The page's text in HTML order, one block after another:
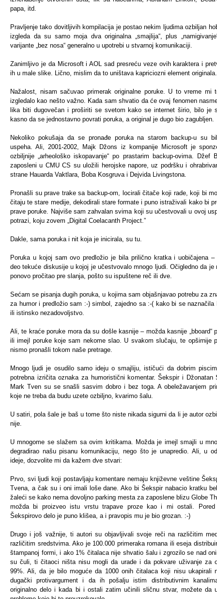
papa, itd.
Pravljenje tako dovitljivih kompilacija je postao nekim ljudima ozbiljan
izgleda da su samo moja dva originalna „smajlija“, plus
varijante „bez nosa“ generalno u upotrebi u stvarnoj komunikaciji.
Zanimljivo je da Microsoft i AOL sad presreću veze ovih karaktera i
ih u male slike. Lično, mislim da to uništava kapriciozni element originala.
Nažalost, nisam sačuvao primerak originalne poruke. U to vreme mi
izgledalo kao nešto važno. Kada sam shvatio da će ovaj fenomen
lika biti dugovečan i proširiti se svetom kako se internet širio, bilo je
kasno da se jednostavno povrati poruka, a original je dugo bio zagubljen.
Nekoliko pokušaja da se pronađe poruka na starom backup-u su
uspeha. Ali, 2001-2002, Majk Džons iz kompanije Microsoft je
ozbiljnije „arheološko iskopavanje“ po prastarim backup-ovima. Džef
zaposleni u CMU CS su uložili herojske napore, uz podršku i
strane Hauarda Vaktlara, Boba Kosgruva i Dejvida Livingstona.
Pronašli su prave trake sa backup-om, locirali čitače koji rade, koji bi
čitaju te stare medije, dekodirali stare formate i puno istraživali kako bi
prave poruke. Najviše sam zahvalan svima koji su učestvovali u ovoj
potrazi, koju zovem „Digital Coelacanth Project.”
Dakle, sama poruka i nit koja je inicirala, su tu.
Poruka u kojoj sam ovo predložio je bila prilično kratka i uobičajena –
deo tekuće diskusije u kojoj je učestvovalo mnogo ljudi. Očigledno da je
ponovo pročitao pre slanja, pošto su ispuštene reč ili dve.
Sećam se pisanja dugih poruka, u kojima sam objašnjavao potrebu za
za humor i predložio sam :-) simbol, zajedno sa :-( kako bi se naznačila
ili istinsko nezadovoljstvo.
Ali, te kraće poruke mora da su došle kasnije – možda kasnije „bboard“
ili imejl poruke koje sam nekome slao. U svakom slučaju, te opširnije
nismo pronašli tokom naše pretrage.
Mnogo ljudi je osudilo samo ideju o smajliju, ističući da dobrim
potrebna izričita oznaka za humoristični komentar. Šekspir i Džonatan
Mark Tven su se snašli sasvim dobro i bez toga. A obeležavanjem
koje ne treba da budu uzete ozbiljno, kvarimo šalu.
U satiri, pola šale je baš u tome što niste nikada sigurni da li je autor
nije.
U mnogome se slažem sa ovim kritikama. Možda je imejl smajli u
degradirao našu pisanu komunikaciju, nego što je unapredio. Ali, u
ideje, dozvolite mi da kažem dve stvari:
Prvo, svi ljudi koji postavljaju komentare nemaju književne veštine
Tvena, a čak su i oni imali loše dane. Ako bi Šekspir nabacio kratku
žaleći se kako nema dovoljno parking mesta za zaposlene blizu Globe
možda bi proizveo istu vrstu trapave proze kao i mi ostali. Pored
Šekspirovo delo je puno klišea, a i pravopis mu je bio grozan. :-)
Drugo i još važnije, ti autori su objavljivali svoje reči na različitim
različitim sredstvima. Ako je 100.000 primeraka romana ili eseja
štampanoj formi, i ako 1% čitalaca nije shvatio šalu i zgrozilo se nad
su čuli, ti čitaoci ništa nisu mogli da urade i da pokvare uživanje za
99%. Ali, da je bilo moguće da 1000 onih čitalaca koji nisu ukapirali
dugački protivargument i da ih pošalju istim distributivnim
originalno delo i kada bi i ostali zatim učinili sličnu stvar, možete da